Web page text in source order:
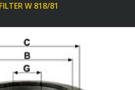
W 818/81